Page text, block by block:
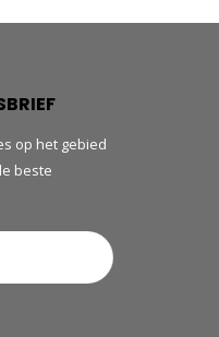
op het gebied
beste